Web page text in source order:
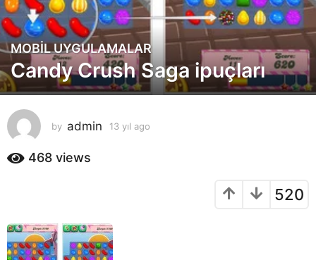
1
3
y
ı
l
a
g
o
ı
l
MOBIL UYGULAMALAR
Candy Crush Saga ipuçları
by admin 13 yıl ago
468 views
520